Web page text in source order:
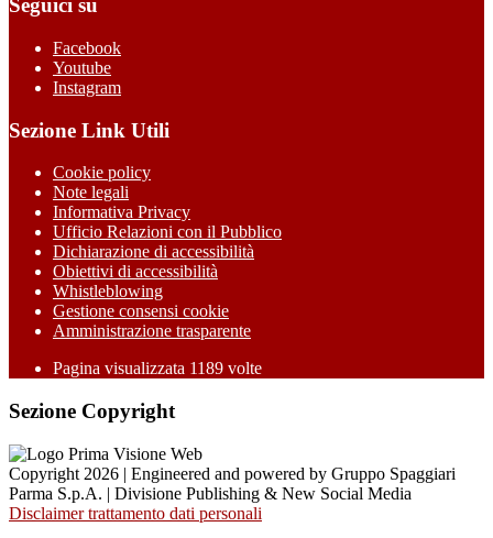
Seguici su
Facebook
Youtube
Instagram
Sezione Link Utili
Cookie policy
Note legali
Informativa Privacy
Ufficio Relazioni con il Pubblico
Dichiarazione di accessibilità
Obiettivi di accessibilità
Whistleblowing
Gestione consensi cookie
Amministrazione trasparente
Pagina visualizzata 1189 volte
Sezione Copyright
Copyright 2026 | Engineered and powered by Gruppo Spaggiari
Parma S.p.A. | Divisione Publishing & New Social Media
Disclaimer trattamento dati personali